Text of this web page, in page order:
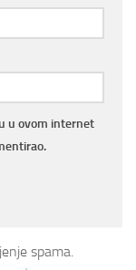
u ovom internet
spama.